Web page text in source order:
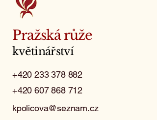
Pražská růže
květinářství
+420 233 378 882
+420 607 868 712
kpolicova@seznam.cz